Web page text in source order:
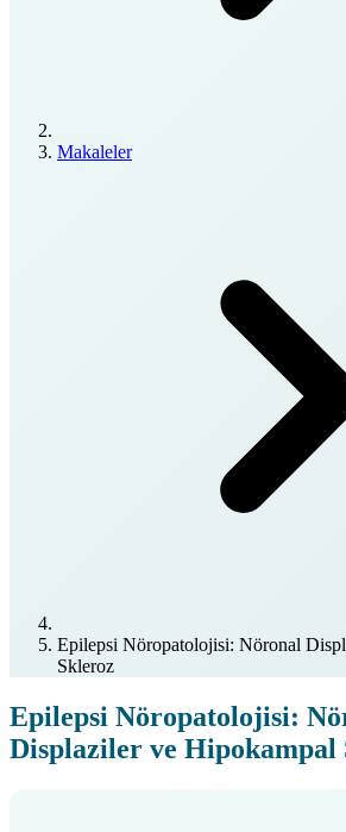
Makaleler
Epilepsi Nöropatolojisi: Nöronal
Skleroz
Epilepsi Nöropatolojisi:
Displaziler ve Hipokampal